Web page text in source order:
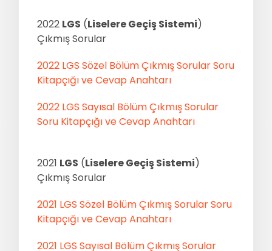
2022 LGS (Liselere Geçiş Sistemi)
Çıkmış Sorular
2022 LGS Sözel Bölüm Çıkmış Sorular Soru
Kitapçığı ve Cevap Anahtarı
2022 LGS Sayısal Bölüm Çıkmış Sorular
Soru Kitapçığı ve Cevap Anahtarı
2021 LGS (Liselere Geçiş Sistemi)
Çıkmış Sorular
2021 LGS Sözel Bölüm Çıkmış Sorular Soru
Kitapçığı ve Cevap Anahtarı
2021 LGS Sayısal Bölüm Çıkmış Sorular